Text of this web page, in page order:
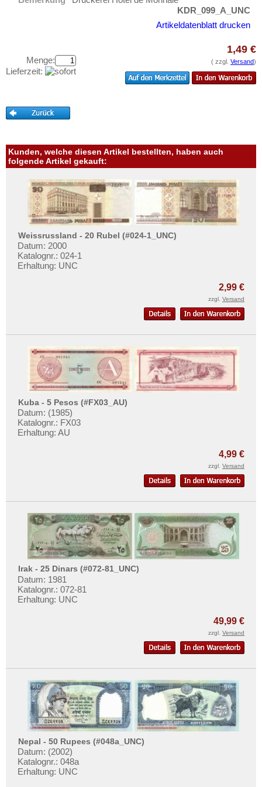
Mozambique
Namibia
Nigeria
Rhodesien
Rhodesien & Nyasaland
Ruanda
Ruanda-Burundi
Sambia
Sao Tome & Principe
Senegal
Somaliland
St. Helena
Süd Sudan
Südafrika
Sudan
Swaziland
Tansania
Uganda
Westafrikanische Staaten
Zaire
Zentralafrikanische Republik
Zentralafrikanische Staaten
Zimbabwe
Testbanknoten
Aufbewahrung
Gutscheine
Ihre Bewertungen
Informationen
Preislisten
Ankauf
Erhaltungsgrade
Gratisbanknoten
FAQ
Mehr über...
Privatsphäre und Datenschutz
AGB
Impressum
KDR_099_A_UNC
Artikeldatenblatt drucken
Menge:
Lieferzeit:
1,49 €
( zzgl. Versand)
Kunden, welche diesen Artikel bestellten, haben auch
folgende Artikel gekauft:
Weissrussland - 20 Rubel (#024-1_UNC)
Datum: 2000
Katalognr.: 024-1
Erhaltung: UNC
2,99 €
zzgl. Versand
Kuba - 5 Pesos (#FX03_AU)
Datum: (1985)
Katalognr.: FX03
Erhaltung: AU
4,99 €
zzgl. Versand
Irak - 25 Dinars (#072-81_UNC)
Datum: 1981
Katalognr.: 072-81
Erhaltung: UNC
49,99 €
zzgl. Versand
Nepal - 50 Rupees (#048a_UNC)
Datum: (2002)
Katalognr.: 048a
Erhaltung: UNC